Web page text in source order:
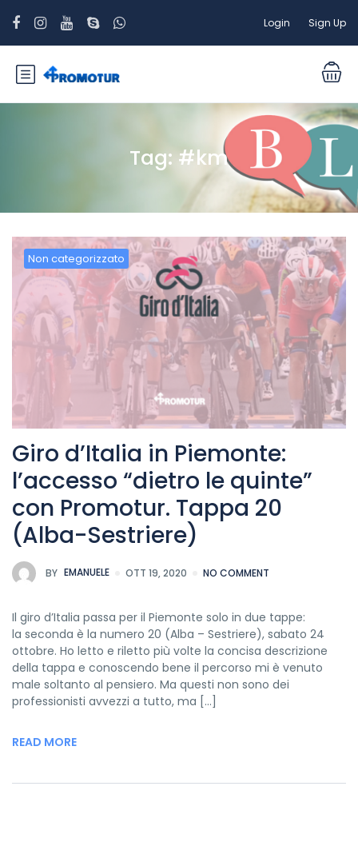
Login Sign Up
Tag: #km
Non categorizzato
Giro d’Italia in Piemonte:
l’accesso “dietro le quinte”
con Promotur. Tappa 20
(Alba-Sestriere)
BY EMANUELE OTT 19, 2020 NO COMMENT
Il giro d’Italia passa per il Piemonte solo in due tappe:
la seconda è la numero 20 (Alba – Sestriere), sabato 24
ottobre. Ho letto e riletto più volte la concisa descrizione
della tappa e conoscendo bene il percorso mi è venuto
male soltanto al pensiero. Ma questi non sono dei
professionisti avvezzi a tutto, ma […]
READ MORE